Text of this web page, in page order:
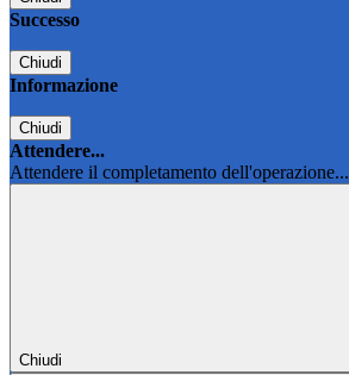
Successo
Chiudi
Informazione
Chiudi
Attendere...
Attendere il completamento dell'operazione...
Chiudi